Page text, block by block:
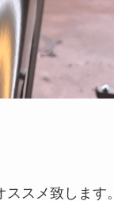
スメ致します。